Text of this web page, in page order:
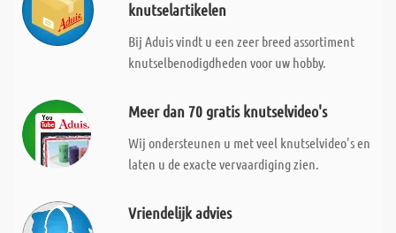
knutselartikelen
Bij Aduis vindt u een zeer breed assortiment
knutselbenodigdheden voor uw hobby.
Meer dan 70 gratis knutselvideo's
Wij ondersteunen u met veel knutselvideo's en
laten u de exacte vervaardiging zien.
Vriendelijk advies